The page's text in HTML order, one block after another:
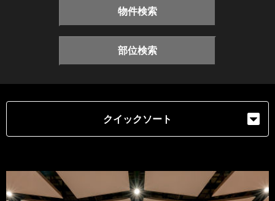
物件検索
部位検索
クイックソート